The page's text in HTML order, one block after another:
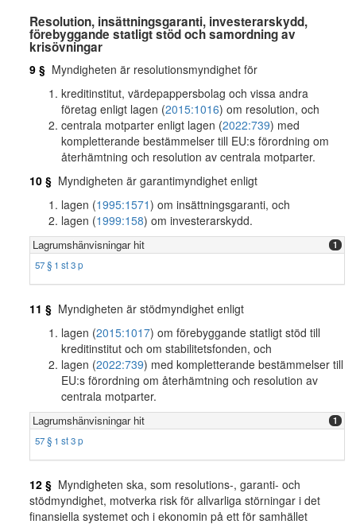
Resolution, insättningsgaranti, investerarskydd,
förebyggande statligt stöd och samordning av
krisövningar
9 § Myndigheten är resolutionsmyndighet för
kreditinstitut, värdepappersbolag och vissa andra
företag enligt lagen (2015:1016) om resolution, och
centrala motparter enligt lagen (2022:739) med
kompletterande bestämmelser till EU:s förordning om
återhämtning och resolution av centrala motparter.
10 § Myndigheten är garantimyndighet enligt
lagen (1995:1571) om insättningsgaranti, och
lagen (1999:158) om investerarskydd.
Lagrumshänvisningar hit 1
57 § 1 st 3 p
11 § Myndigheten är stödmyndighet enligt
lagen (2015:1017) om förebyggande statligt stöd till
kreditinstitut och om stabilitetsfonden, och
lagen (2022:739) med kompletterande bestämmelser till
EU:s förordning om återhämtning och resolution av
centrala motparter.
Lagrumshänvisningar hit 1
57 § 1 st 3 p
12 § Myndigheten ska, som resolutions-, garanti- och
stödmyndighet, motverka risk för allvarliga störningar i det
finansiella systemet och i ekonomin på ett för samhället